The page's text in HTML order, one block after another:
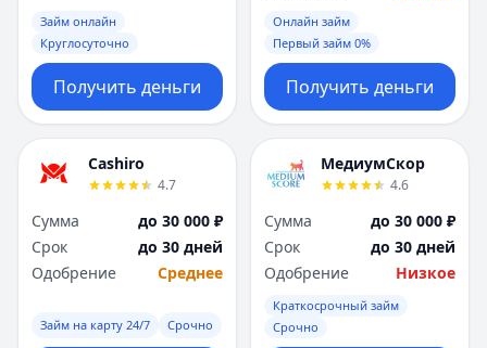
Займ онлайн
Круглосуточно
Получить деньги
Онлайн займ
Первый займ 0%
Получить деньги
Cashiro
4.7
Сумма
до 30 000 ₽
Срок
до 30 дней
Одобрение
Среднее
Займ на карту 24/7 Срочно
МедиумСкор
4.6
Сумма
до 30 000 ₽
Срок
до 30 дней
Одобрение
Низкое
Краткосрочный займ
Срочно